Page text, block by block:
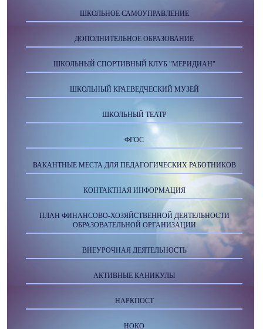
ШКОЛЬНОЕ САМОУПРАВЛЕНИЕ
ДОПОЛНИТЕЛЬНОЕ ОБРАЗОВАНИЕ
ШКОЛЬНЫЙ СПОРТИВНЫЙ КЛУБ "МЕРИДИАН"
ШКОЛЬНЫЙ КРАЕВЕДЧЕСКИЙ МУЗЕЙ
ШКОЛЬНЫЙ ТЕАТР
ФГОС
ВАКАНТНЫЕ МЕСТА ДЛЯ ПЕДАГОГИЧЕСКИХ РАБОТНИКОВ
КОНТАКТНАЯ ИНФОРМАЦИЯ
ПЛАН ФИНАНСОВО-ХОЗЯЙСТВЕННОЙ ДЕЯТЕЛЬНОСТИ
ОБРАЗОВАТЕЛЬНОЙ ОРГАНИЗАЦИИ
ВНЕУРОЧНАЯ ДЕЯТЕЛЬНОСТЬ
АКТИВНЫЕ КАНИКУЛЫ
НАРКПОСТ
НОКО